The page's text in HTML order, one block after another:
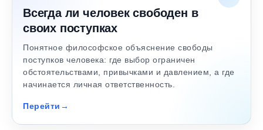
Всегда ли человек свободен в
своих поступках
Понятное философское объяснение свободы
поступков человека: где выбор ограничен
обстоятельствами, привычками и давлением, а где
начинается личная ответственность.
Перейти